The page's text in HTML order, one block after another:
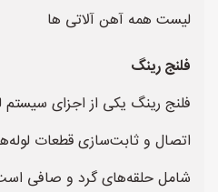
لیست همه آهن آلاتی ها
فلنج رینگ
فلنج رینگ یکی از اجزای
اتصال و ثابت‌سازی قطعات
شامل حلقه‌های گرد و صافی